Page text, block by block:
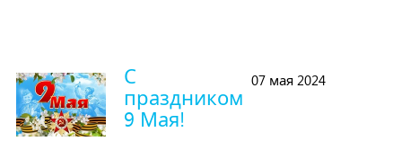
07 мая 2024
С
праздником
9 Мая!